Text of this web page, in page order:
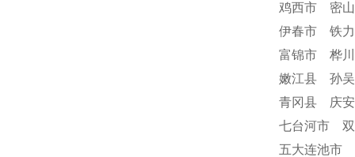
鸡西市 密
伊春市 铁
富锦市 桦
嫩江县 孙
青冈县 庆
七台河市
五大连池市